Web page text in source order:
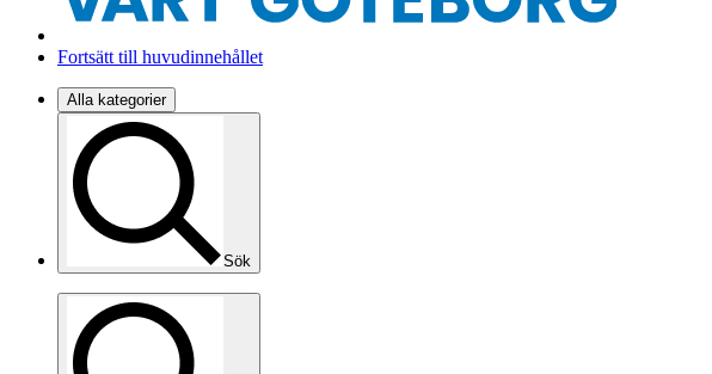
Fortsätt till huvudinnehållet
Alla kategorier
Sök